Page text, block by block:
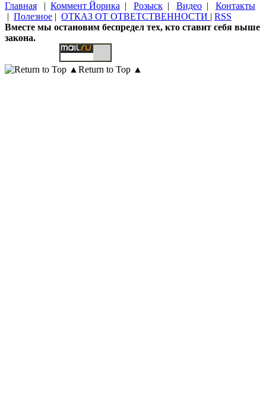
Главная | Коммент Йорика | Розыск | Видео | Контакты
| Полезное | ОТКАЗ ОТ ОТВЕТСТВЕННОСТИ | RSS
Вместе мы остановим беспредел тех, кто ставит себя выше
закона.
Return to Top ▲